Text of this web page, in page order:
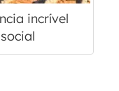
incrível